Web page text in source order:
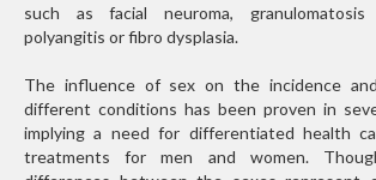
such as facial neuroma,
polyangitis or fibro dysplasia.
The influence of sex on the incidence
different conditions has been proven in
implying a need for differentiated health
treatments for men and women.